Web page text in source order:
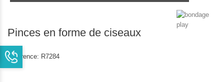
Pinces en forme de ciseaux
Référence: R7284